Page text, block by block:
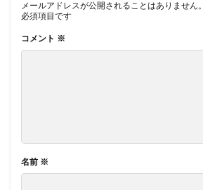
メールアドレスが公開されることはありません。
必須項目です
コメント ※
名前 ※